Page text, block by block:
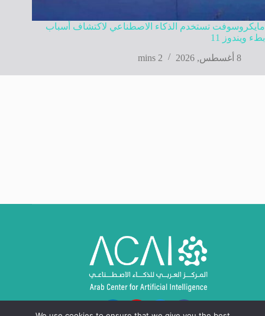
مايكروسوفت تستخدم الذكاء الاصطناعي لاكتشاف أسباب
بطء ويندوز 11
8 أغسطس, 2026
2 mins